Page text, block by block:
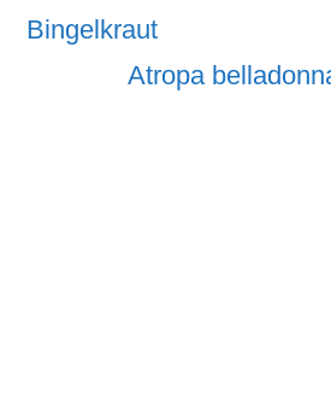
Beitrag:
Bingelkraut
Nächster
Atropa